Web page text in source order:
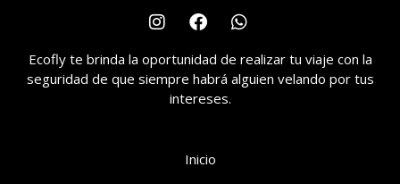
Ecofly te brinda la oportunidad de realizar tu viaje con la
seguridad de que siempre habrá alguien velando por tus
intereses.
Inicio